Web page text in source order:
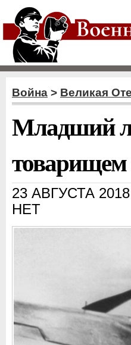
Война > Великая
Младший
товарищем
23 АВГУСТА 2018
НЕТ